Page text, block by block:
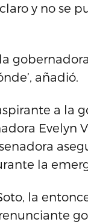
y no se
la
añadió.
a la
Evelyn
la
la